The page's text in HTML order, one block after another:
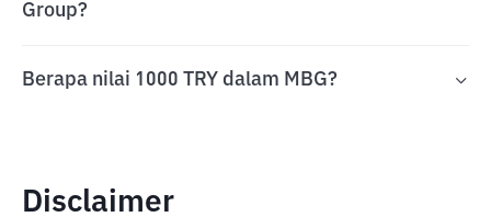
Group?
Berapa nilai 1000 TRY dalam MBG?
Disclaimer